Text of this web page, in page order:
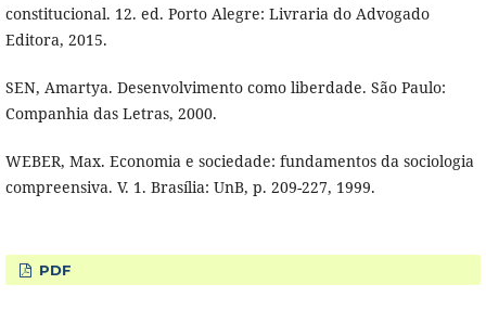
constitucional. 12. ed. Porto Alegre: Livraria do Advogado
Editora, 2015.
SEN, Amartya. Desenvolvimento como liberdade. São Paulo:
Companhia das Letras, 2000.
WEBER, Max. Economia e sociedade: fundamentos da sociologia
compreensiva. V. 1. Brasília: UnB, p. 209-227, 1999.
PDF